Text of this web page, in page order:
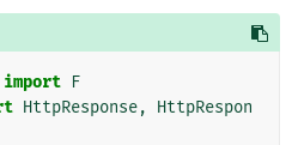
import F
HttpResponse,
HttpRespon